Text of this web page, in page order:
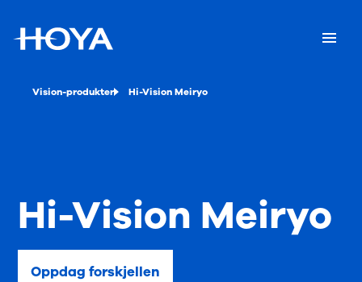
Vision-produkter Hi-Vision Meiryo
Hi-Vision Meiryo
Oppdag forskjellen